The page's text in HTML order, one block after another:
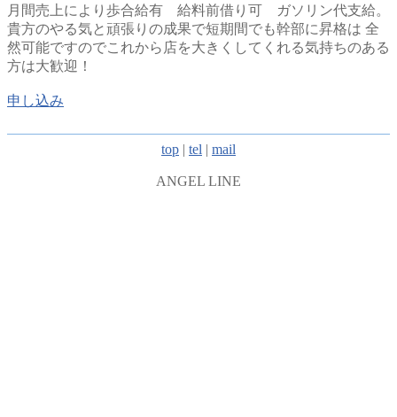
月間売上により歩合給有 給料前借り可 ガソリン代支給。
貴方のやる気と頑張りの成果で短期間でも幹部に昇格は 全
然可能ですのでこれから店を大きくしてくれる気持ちのある
方は大歓迎！
申し込み
top | tel | mail
ANGEL LINE